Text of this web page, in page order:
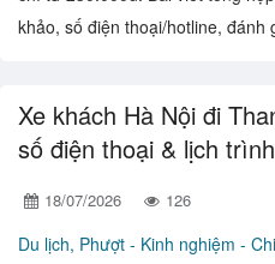
khảo, số điện thoại/hotline, đánh
Xe khách Hà Nội đi
số điện thoại & lịch
18/07/2026 126
Du lịch, Phượt - Kinh nghiệm -